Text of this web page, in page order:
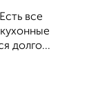
все
долго...